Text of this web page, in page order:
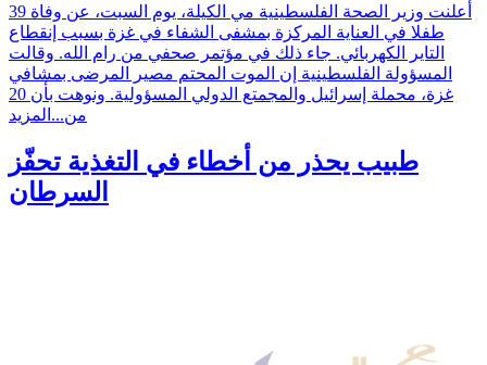
أعلنت وزير الصحة الفلسطينية مي الكيلة، يوم السبت، عن وفاة 39
طفلا في العناية المركزة بمشفى الشفاء في غزة بسبب إنقطاع
التاير الكهربائي. جاء ذلك في مؤتمر صحفي من رام الله. وقالت
المسؤولة الفلسطينية إن الموت المحتم مصير المرضى بمشافي
غزة، محملة إسرائيل والمجمتع الدولي المسؤولية. ونوهت بأن 20
من... المزيد
طبيب يحذر من أخطاء في التغذية تحفّز
السرطان